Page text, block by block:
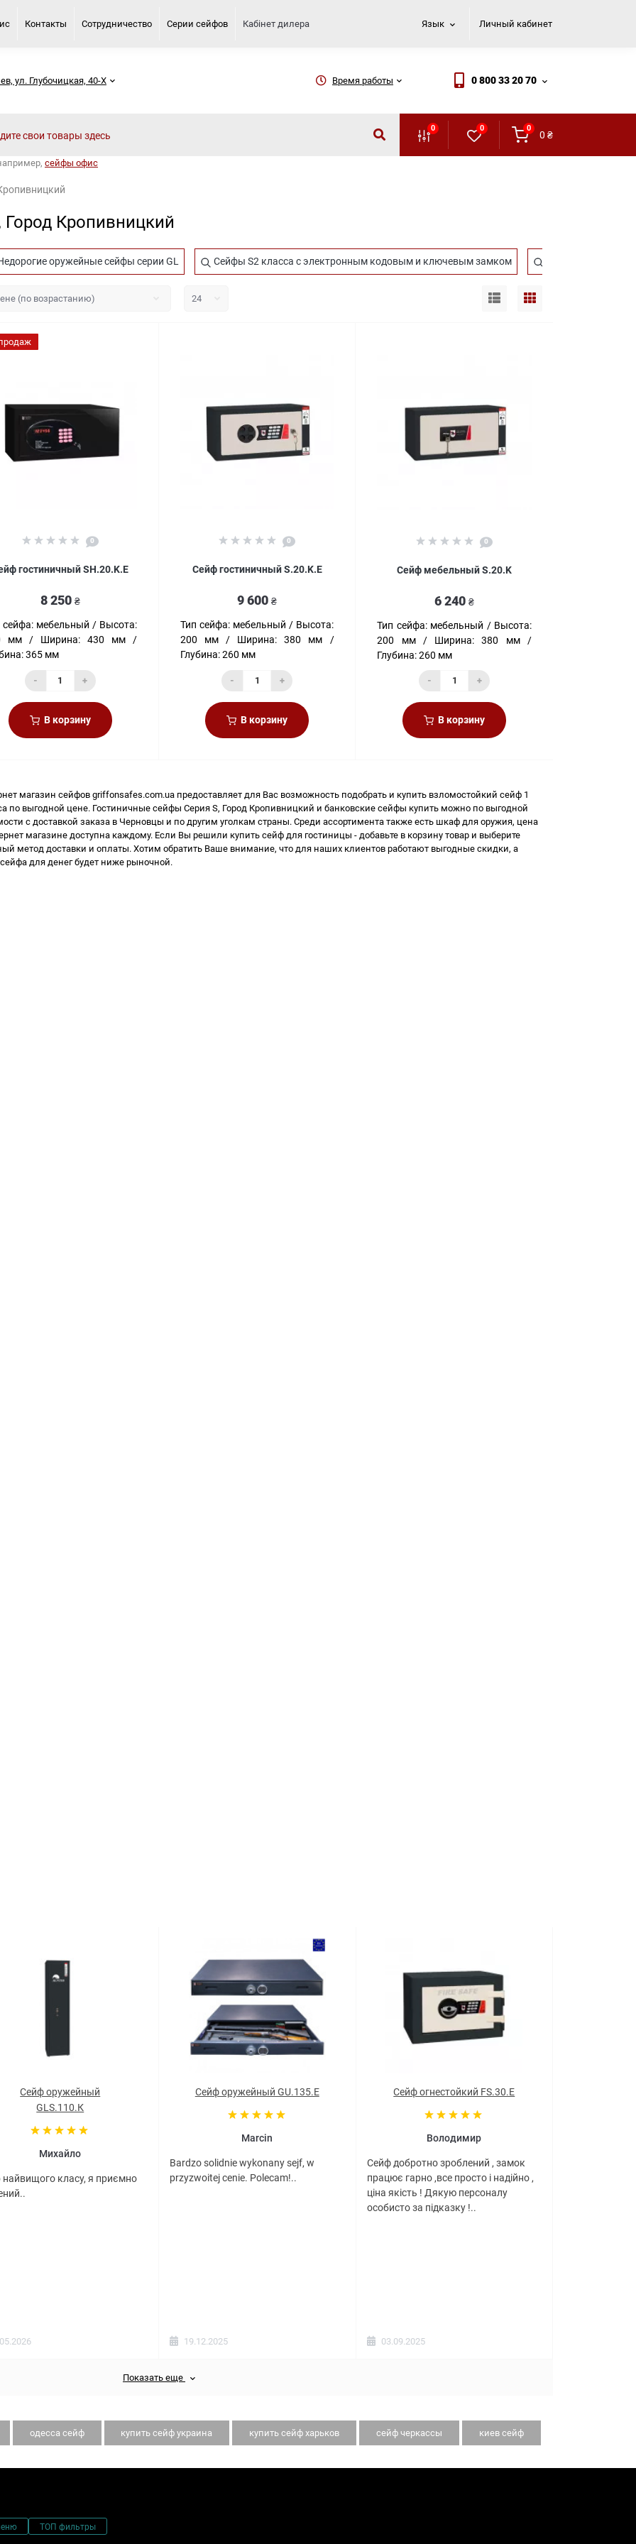
Контакты Сотрудничество Серии сейфов Кабінет дилера Язык Личный кабинет
ул. Глубочицкая, 40-Х Время работы 0 800 33 20 70
0 0 0
0 ₴
сейфы офис
Кропивницкий
оружейные сейфы серии GL Сейфы S2 класса с электронным кодовым и ключевым замком
0
гостиничный SH.20.K.E
8 250 ₴
сейфа: мебельный
Высота:
мм
Ширина:
430 мм
365 мм
- +
В корзину
0
Сейф гостиничный S.20.K.E
9 600₴
Тип сейфа: мебельный
Высота:
200 мм
Ширина:
380 мм
Глубина:260 мм
- +
В корзину
0
Сейф мебельный S.20.K
6 240₴
Тип сейфа: мебельный
Высота:
200 мм
Ширина:
380 мм
Глубина: 260 мм
- +
В корзину
магазин сейфовgriffonsafes.com.ua предоставляет для Вас возможность подобрать и купить взломостойкий сейф 1
по выгодной цене. Гостиничные сейфы Серия S, Город Кропивницкий и банковские сейфы купитьможно по выгодной
с доставкой заказа в Черновцы и по другим уголкам страны. Среди ассортимента также есть шкаф для оружия, цена
магазине доступна каждому. Если Вы решили купить сейф для гостиницы - добавьте в корзину товар и выберите
метод доставки и оплаты. Хотим обратить Ваше внимание, что для наших клиентов работают выгодные скидки, а
для денегбудет ниже рыночной.
Сейф оружейный
GLS.110.К
Михайло
найвищого класу, я приємно
Сейф оружейный GU.135.E
Marcin
Bardzo solidnie wykonany sejf, w
przyzwoitej cenie. Polecam!..
19.12.2025
Сейф огнестойкий FS.30.E
Володимир
Сейф добротно зроблений , замок
працює гарно ,все просто і надійно ,
ціна якість ! Дякую персоналу
особисто за підказку !..
03.09.2025
Показать еще
одесса сейф купить сейф украина купить сейф харьков сейф черкассы киев сейф
ТОП фильтры